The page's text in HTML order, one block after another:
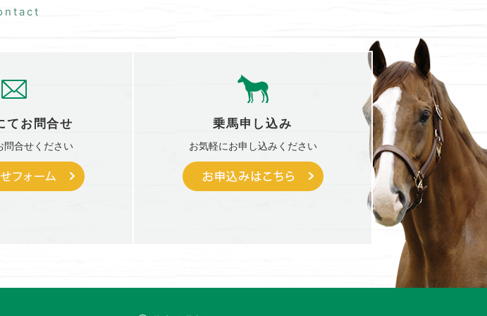
て お問合せ
問合せください
乗馬申し込み
お気軽にお申し込みください